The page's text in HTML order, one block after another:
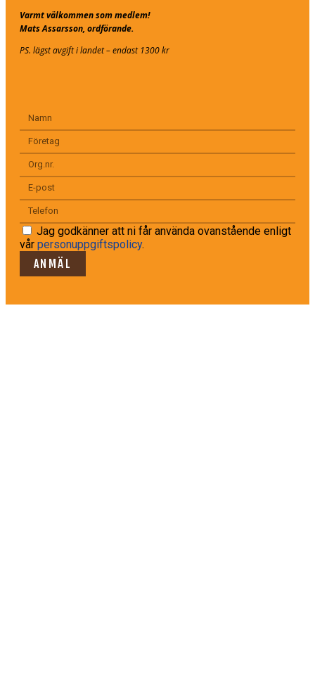
Varmt välkommen som medlem!
Mats Assarsson, ordförande.
PS. lägst avgift i landet – endast 1300 kr
Jag godkänner att ni får använda ovanstående enligt
vår personuppgiftspolicy.
ANMÄL